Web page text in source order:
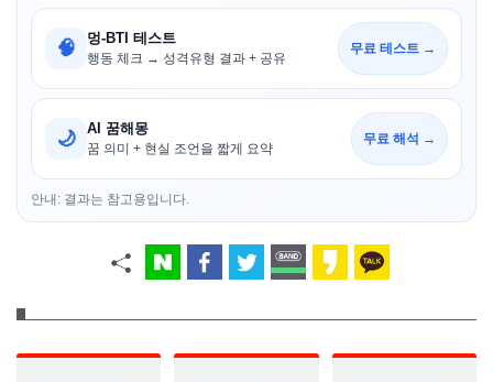
🧠 멍-BTI 테스트
행동 체크 → 성격유형 결과 + 공유
무료 테스트 →
🌙 AI 꿈해몽
꿈 의미 + 현실 조언을 짧게 요약
무료 해석 →
안내: 결과는 참고용입니다.